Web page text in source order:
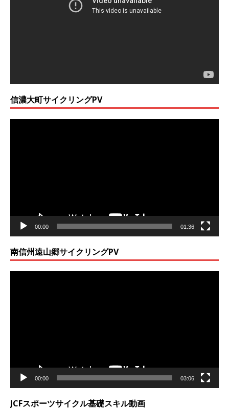
信濃大町サイクリングPV
00:00 01:36
南信州遠山郷サイクリングPV
00:00 03:06
JCFスポーツサイクル基礎スキル動画